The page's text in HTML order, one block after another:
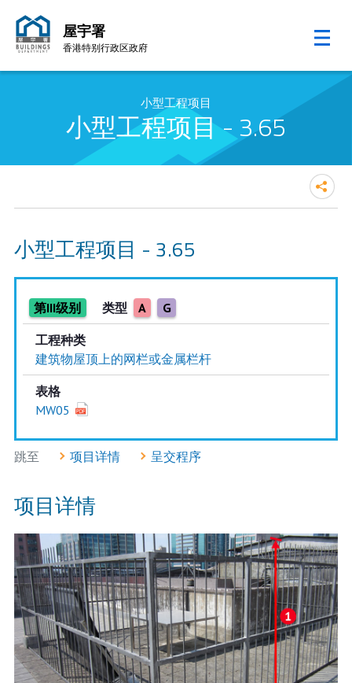
屋宇署
香港特别行政区政府
小型工程项目
小型工程项目 - 3.65
小型工程项目 - 3.65
第III级别 类型 A G
工程种类
建筑物屋顶上的网栏或金属栏杆
表格
MW05
跳至 项目详情 呈交程序
项目详情